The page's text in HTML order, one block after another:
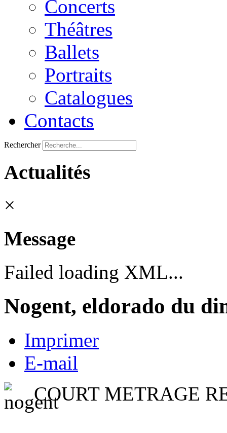
Concerts
Théâtres
Ballets
Portraits
Catalogues
Contacts
Rechercher
Actualités
×
Message
Failed loading XML...
Nogent, eldorado du
Imprimer
E-mail
COURT METRAGE